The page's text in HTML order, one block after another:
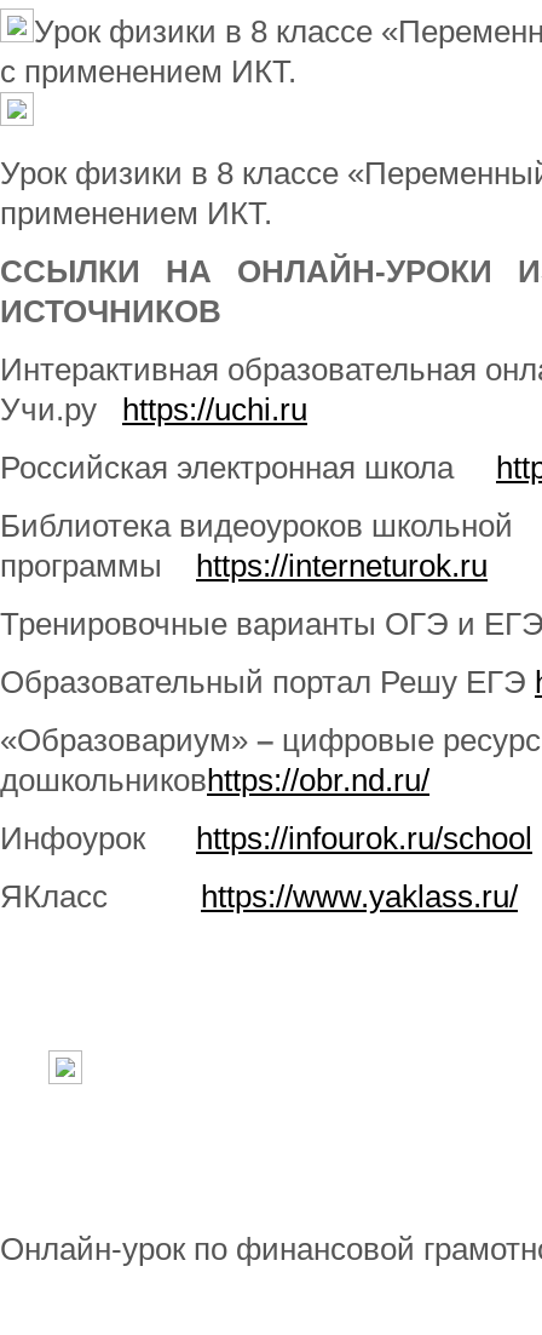
Урок физики в 8 классе
с применением ИКТ.
Урок физики в 8 классе
применением ИКТ.
ССЫЛКИ НА ОНЛАЙН-УРОКИ
ИСТОЧНИКОВ
Интерактивная образовательная
Учи.ру
https://uchi.ru
Российская электронная школа
Библиотека видеоуроков школьной
программы
https://interneturok.ru
Тренировочные варианты ОГЭ и
Образовательный портал Решу ЕГЭ
«Образовариум» – цифровые
дошкольниковhttps://obr.nd.ru/
Инфоурок
https://infourok.ru/school
ЯКласс
https://www.yaklass.ru/
Онлайн-урок по финансовой